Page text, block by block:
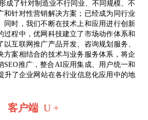
成了针对制造业不行同业、不同规模、不
和针对性营销解决方案；已经成为同行业
同时，我们不断在技术上和应用进行创新
过程中，优网科技建立了市场动作体系和
互联网推广产品开发、咨询规划服务、
方案相结合的技术与业务服务体系，将企
SEO推广，整合AI应用集成、用户统一和
升了企业网站在各行业信息化应用中的地
客户端 U +